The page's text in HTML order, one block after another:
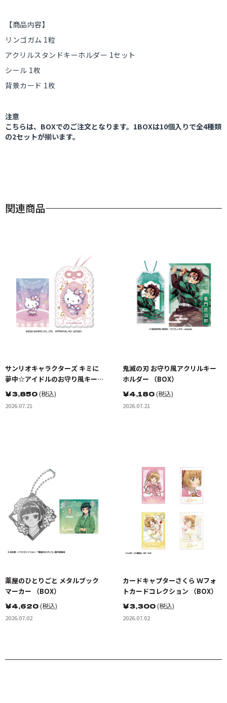
【商品内容】
リンゴガム 1粒
アクリルスタンドキーホルダー 1セット
シール 1枚
背景カード 1枚
注意
こちらは、BOXでのご注文となります。1BOXは10個入りで全4種類
の2セットが揃います。
関連商品
サンリオキャラクターズ キミに
夢中☆アイドルのお守り風キーホ
ルダー （BOX）
￥3,850(税込)
2026.07.21
鬼滅の刃 お守り風アクリルキー
ホルダー （BOX）
￥4,180(税込)
2026.07.21
薬屋のひとりごと メタルブック
マーカー （BOX）
￥4,620(税込)
2026.07.02
カードキャプターさくら Ｗフォ
トカードコレクション （BOX）
￥3,300(税込)
2026.07.02